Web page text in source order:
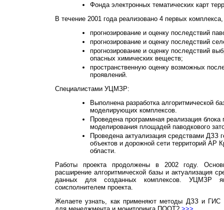
Фонда электронных тематических карт
В течение 2001 года реализовано 4 первых
прогнозирование и оценку последствий
прогнозирование и оценку последствий
прогнозирование и оценку последствий
опасных химических веществ;
пространственную оценку возможных
проявлений.
Специалистами УЦМЗР:
Выполнена разработка алгоритмической
моделирующих комплексов.
Проведена программная реализация блока
моделирования площадей паводкового
Проведена актуализация средствами ДЗЗ
объектов и дорожной сети территорий АР
области.
Работы проекта продолжены в 2002 году.
расширение алгоритмической базы и актуализация
данных для созданных комплексов. УЦМЗР
соисполнителем проекта.
Желаете узнать, как применяют методы ДЗЗ и ГИС